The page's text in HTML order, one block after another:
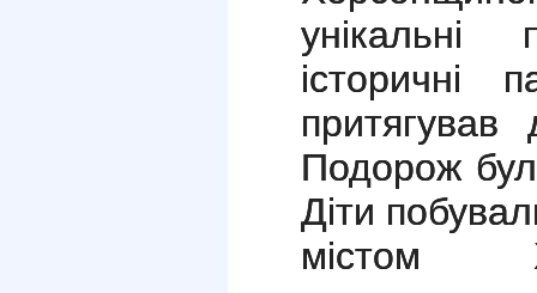
історичні
притягував
Подорож
Діти
містом